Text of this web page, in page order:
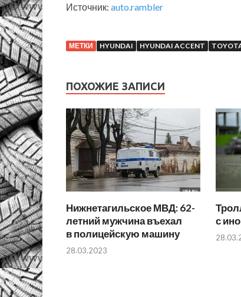
Источник: auto.rambler
МЕТКИ HYUNDAI HYUNDAI ACCENT
ПОХОЖИЕ ЗАПИСИ
Нижнетагильское МВД: 62-
летний мужчина въехал
в полицейскую машину
28.03.2023
с